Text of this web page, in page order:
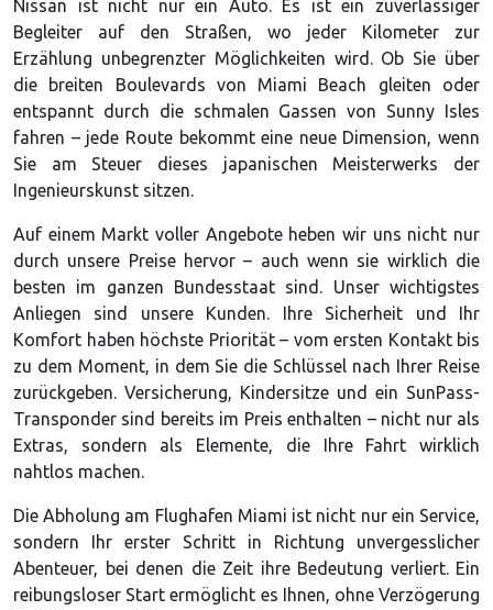
Nissan ist nicht nur ein Auto. Es ist ein zuverlässiger
Begleiter auf den Straßen, wo jeder Kilometer zur
Erzählung unbegrenzter Möglichkeiten wird. Ob Sie über
die breiten Boulevards von Miami Beach gleiten oder
entspannt durch die schmalen Gassen von Sunny Isles
fahren – jede Route bekommt eine neue Dimension, wenn
Sie am Steuer dieses japanischen Meisterwerks der
Ingenieurskunst sitzen.
Auf einem Markt voller Angebote heben wir uns nicht nur
durch unsere Preise hervor – auch wenn sie wirklich die
besten im ganzen Bundesstaat sind. Unser wichtigstes
Anliegen sind unsere Kunden. Ihre Sicherheit und Ihr
Komfort haben höchste Priorität – vom ersten Kontakt bis
zu dem Moment, in dem Sie die Schlüssel nach Ihrer Reise
zurückgeben. Versicherung, Kindersitze und ein SunPass-
Transponder sind bereits im Preis enthalten – nicht nur als
Extras, sondern als Elemente, die Ihre Fahrt wirklich
nahtlos machen.
Die Abholung am Flughafen Miami ist nicht nur ein Service,
sondern Ihr erster Schritt in Richtung unvergesslicher
Abenteuer, bei denen die Zeit ihre Bedeutung verliert. Ein
reibungsloser Start ermöglicht es Ihnen, ohne Verzögerung